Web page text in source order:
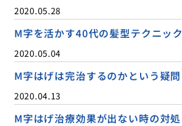
2020.05.28
M字を活かす40代の髪型テクニック
2020.05.04
M字はげは完治するのかという疑問
2020.04.13
M字はげ治療効果が出ない時の対処